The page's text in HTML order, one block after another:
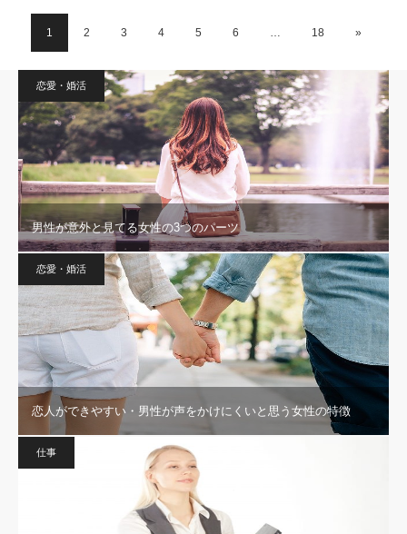
1 2 3 4 5 6 … 18 »
恋愛・婚活
男性が意外と見てる女性の3つのパーツ
恋愛・婚活
恋人ができやすい・男性が声をかけにくいと思う女性の特徴
仕事